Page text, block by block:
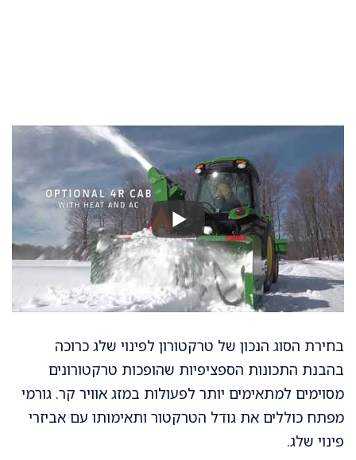
בחירת הסוג הנכון של טרקטורון לפינוי שלג כרוכה
בהבנת התכונות הספציפיות שהופכות טרקטורונים
מסוימים למתאימים יותר לפעולות במזג אוויר קר. גורמי
מפתח כוללים את גודל הטרקטור ותאימותו עם אביזרי
פינוי שלג.